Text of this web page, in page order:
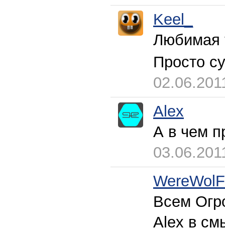
Keel_
Любимая
Просто
Alex
А в чем
Всем
Alex в